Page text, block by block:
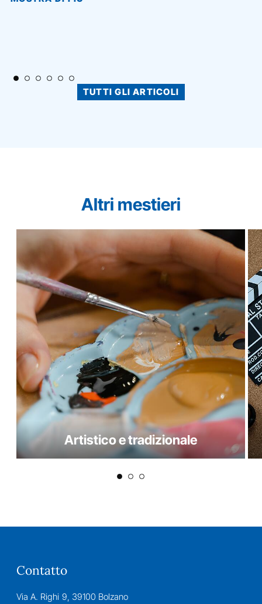
TUTTI GLI ARTICOLI
Altri mestieri
Artistico e tradizionale
Contatto
Via A. Righi 9, 39100 Bolzano